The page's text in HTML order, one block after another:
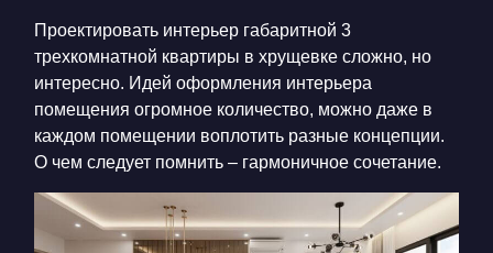
Проектировать интерьер габаритной 3
трехкомнатной квартиры в хрущевке сложно, но
интересно. Идей оформления интерьера
помещения огромное количество, можно даже в
каждом помещении воплотить разные концепции.
О чем следует помнить – гармоничное сочетание.